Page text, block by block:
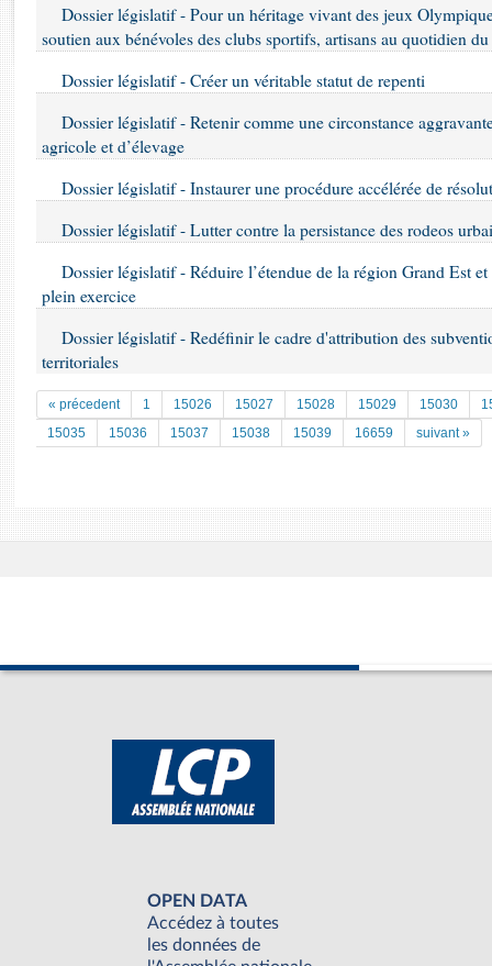
Rapports législatifs
Rapports sur l'application des lois
Dossiers législatifs
Budget et sécurité sociale
Questions écrites et orales
Dossier législatif - Pour un héritage vivant des jeux
soutien aux bénévoles des clubs sportifs, artisans au quotidien
Dossier législatif - Créer un véritable statut de repenti
Dossier législatif - Retenir comme une circonstance
agricole et d’élevage
Dossier législatif - Instaurer une procédure accélérée de
Dossier législatif - Lutter contre la persistance des rodeos
Dossier législatif - Réduire l’étendue de la région Grand Est
plein exercice
Dossier législatif - Redéfinir le cadre d'attribution des
territoriales
« précedent 1 15026 15027 15028 15029 15030
15035
15036 15037 15038 15039 16659 suivant »
OPEN DATA
Accédez à toutes
les données de